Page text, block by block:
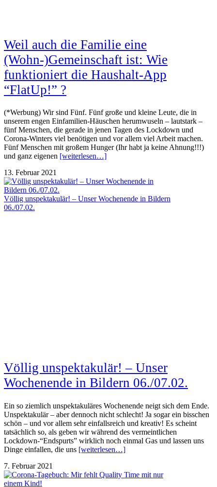
Weil auch die Familie eine
(Wohn-)Gemeinschaft ist: Wie
funktioniert die Haushalt-App
“FlatUp!” ?
(*Werbung) Wir sind Fünf. Fünf große und kleine Leute, die in
unserem engen Einfamilien-Häuschen herumwuseln – lautstark –
fünf Menschen, die gerade in jenen Tagen des Lockdown und
Corona-Winters viel benötigen und vor allem viel Arbeit machen.
Fünf Menschen mit großem Hunger (Ihr habt ja keine Ahnung!!!)
und ganz eigenen [weiterlesen…]
13. Februar 2021
Völlig unspektakulär! – Unser Wochenende in Bildern
06./07.02.
Völlig unspektakulär! – Unser
Wochenende in Bildern 06./07.02.
Ein so ziemlich unspektakuläres Wochenende neigt sich dem Ende.
Unspektakulär – aber dennoch nicht schlecht! Ja sogar ein bisschen
schön – und vor allem sehr einfallsreich und kreativ! Es scheint
tatsächlich so, als geben wir während des vermeintlichen
Lockdown-“Endspurts” wirklich noch einmal Gas und lassen uns
Dinge einfallen, die uns [weiterlesen…]
7. Februar 2021